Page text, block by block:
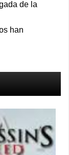
de la
han